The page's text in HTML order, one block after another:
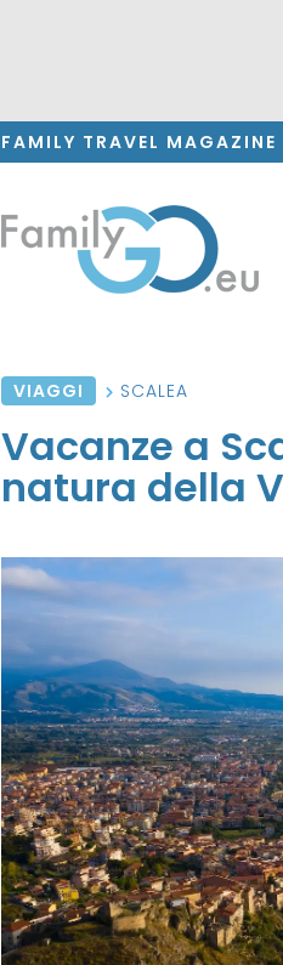
FAMILY TRAVEL MAGAZINE
VIAGGI SCALEA
Vacanze a
natura della